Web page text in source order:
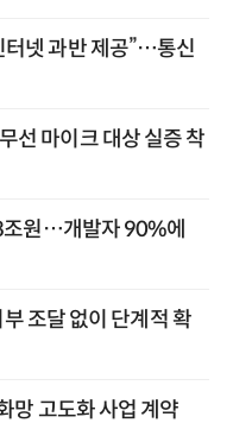
터넷 과반 제공”…통신
선 마이크 대상 실증 착
조원…개발자 90%에
조달 없이 단계적 확
망 고도화 사업 계약